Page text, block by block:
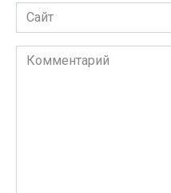
Сайт
Комментарий